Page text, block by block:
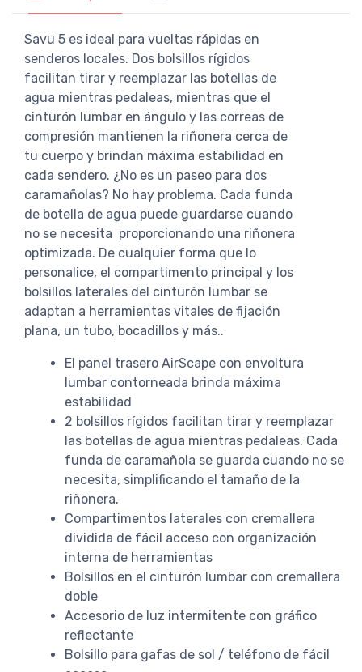
Savu 5 es ideal para vueltas rápidas en
senderos locales. Dos bolsillos rígidos
facilitan tirar y reemplazar las botellas de
agua mientras pedaleas, mientras que el
cinturón lumbar en ángulo y las correas de
compresión mantienen la riñonera cerca de
tu cuerpo y brindan máxima estabilidad en
cada sendero. ¿No es un paseo para dos
caramañolas? No hay problema. Cada funda
de botella de agua puede guardarse cuando
no se necesita proporcionando una riñonera
optimizada. De cualquier forma que lo
personalice, el compartimento principal y los
bolsillos laterales del cinturón lumbar se
adaptan a herramientas vitales de fijación
plana, un tubo, bocadillos y más..
El panel trasero AirScape con envoltura
lumbar contorneada brinda máxima
estabilidad
2 bolsillos rígidos facilitan tirar y reemplazar
las botellas de agua mientras pedaleas. Cada
funda de caramañola se guarda cuando no se
necesita, simplificando el tamaño de la
riñonera.
Compartimentos laterales con cremallera
dividida de fácil acceso con organización
interna de herramientas
Bolsillos en el cinturón lumbar con cremallera
doble
Accesorio de luz intermitente con gráfico
reflectante
Bolsillo para gafas de sol / teléfono de fácil